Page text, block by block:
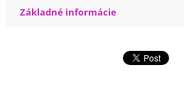
Základné informácie